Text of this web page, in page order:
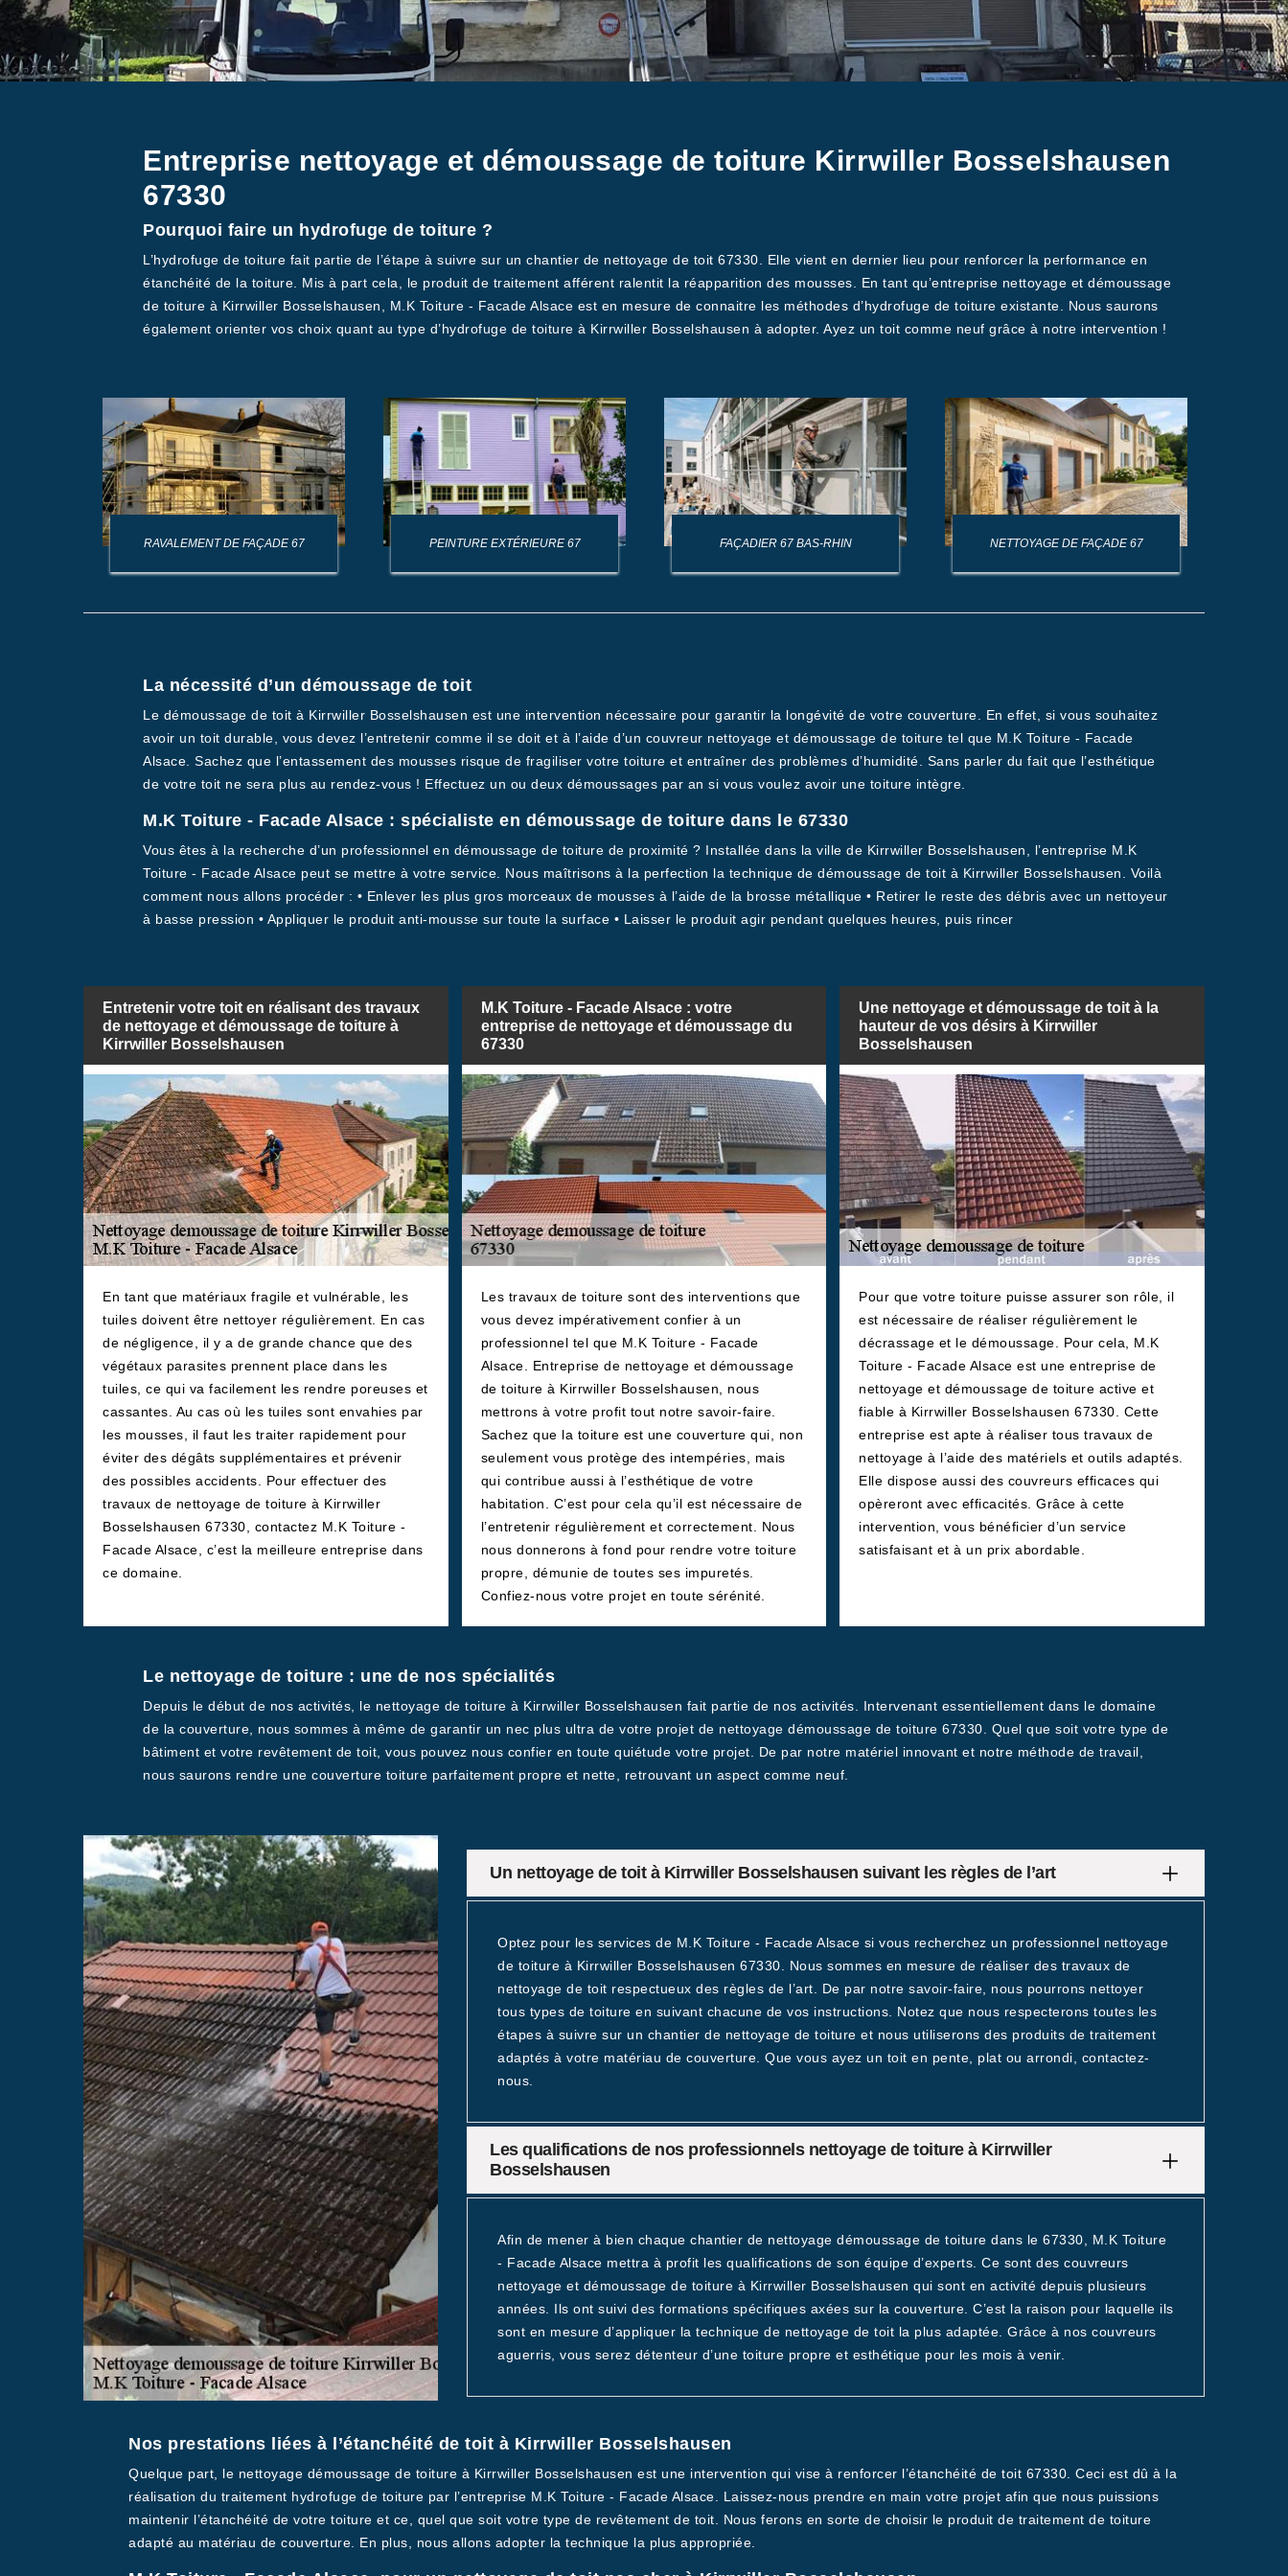
Entreprise nettoyage et démoussage de toiture Kirrwiller Bosselshausen
67330
Pourquoi faire un hydrofuge de toiture ?
L’hydrofuge de toiture fait partie de l’étape à suivre sur un chantier de nettoyage de toit 67330. Elle vient en dernier lieu pour renforcer la performance en
étanchéité de la toiture. Mis à part cela, le produit de traitement afférent ralentit la réapparition des mousses. En tant qu’entreprise nettoyage et démoussage
de toiture à Kirrwiller Bosselshausen, M.K Toiture - Facade Alsace est en mesure de connaitre les méthodes d’hydrofuge de toiture existante. Nous saurons
également orienter vos choix quant au type d’hydrofuge de toiture à Kirrwiller Bosselshausen à adopter. Ayez un toit comme neuf grâce à notre intervention !
RAVALEMENT DE FAÇADE 67 PEINTURE EXTÉRIEURE 67 FAÇADIER 67 BAS-RHIN NETTOYAGE DE FAÇADE 67
La nécessité d’un démoussage de toit
Le démoussage de toit à Kirrwiller Bosselshausen est une intervention nécessaire pour garantir la longévité de votre couverture. En effet, si vous souhaitez
avoir un toit durable, vous devez l’entretenir comme il se doit et à l’aide d’un couvreur nettoyage et démoussage de toiture tel que M.K Toiture - Facade
Alsace. Sachez que l’entassement des mousses risque de fragiliser votre toiture et entraîner des problèmes d’humidité. Sans parler du fait que l’esthétique
de votre toit ne sera plus au rendez-vous ! Effectuez un ou deux démoussages par an si vous voulez avoir une toiture intègre.
M.K Toiture - Facade Alsace : spécialiste en démoussage de toiture dans le 67330
Vous êtes à la recherche d’un professionnel en démoussage de toiture de proximité ? Installée dans la ville de Kirrwiller Bosselshausen, l’entreprise M.K
Toiture - Facade Alsace peut se mettre à votre service. Nous maîtrisons à la perfection la technique de démoussage de toit à Kirrwiller Bosselshausen. Voilà
comment nous allons procéder : • Enlever les plus gros morceaux de mousses à l’aide de la brosse métallique • Retirer le reste des débris avec un nettoyeur
à basse pression • Appliquer le produit anti-mousse sur toute la surface • Laisser le produit agir pendant quelques heures, puis rincer
Entretenir votre toit en réalisant des travaux
de nettoyage et démoussage de toiture à
Kirrwiller Bosselshausen
En tant que matériaux fragile et vulnérable, les
tuiles doivent être nettoyer régulièrement. En cas
de négligence, il y a de grande chance que des
végétaux parasites prennent place dans les
tuiles, ce qui va facilement les rendre poreuses et
cassantes. Au cas où les tuiles sont envahies par
les mousses, il faut les traiter rapidement pour
éviter des dégâts supplémentaires et prévenir
des possibles accidents. Pour effectuer des
travaux de nettoyage de toiture à Kirrwiller
Bosselshausen 67330, contactez M.K Toiture -
Facade Alsace, c’est la meilleure entreprise dans
ce domaine.
M.K Toiture - Facade Alsace : votre
entreprise de nettoyage et démoussage du
67330
Les travaux de toiture sont des interventions que
vous devez impérativement confier à un
professionnel tel que M.K Toiture - Facade
Alsace. Entreprise de nettoyage et démoussage
de toiture à Kirrwiller Bosselshausen, nous
mettrons à votre profit tout notre savoir-faire.
Sachez que la toiture est une couverture qui, non
seulement vous protège des intempéries, mais
qui contribue aussi à l’esthétique de votre
habitation. C’est pour cela qu’il est nécessaire de
l’entretenir régulièrement et correctement. Nous
nous donnerons à fond pour rendre votre toiture
propre, démunie de toutes ses impuretés.
Confiez-nous votre projet en toute sérénité.
Une nettoyage et démoussage de toit à la
hauteur de vos désirs à Kirrwiller
Bosselshausen
Pour que votre toiture puisse assurer son rôle, il
est nécessaire de réaliser régulièrement le
décrassage et le démoussage. Pour cela, M.K
Toiture - Facade Alsace est une entreprise de
nettoyage et démoussage de toiture active et
fiable à Kirrwiller Bosselshausen 67330. Cette
entreprise est apte à réaliser tous travaux de
nettoyage à l’aide des matériels et outils adaptés.
Elle dispose aussi des couvreurs efficaces qui
opèreront avec efficacités. Grâce à cette
intervention, vous bénéficier d’un service
satisfaisant et à un prix abordable.
Le nettoyage de toiture : une de nos spécialités
Depuis le début de nos activités, le nettoyage de toiture à Kirrwiller Bosselshausen fait partie de nos activités. Intervenant essentiellement dans le domaine
de la couverture, nous sommes à même de garantir un nec plus ultra de votre projet de nettoyage démoussage de toiture 67330. Quel que soit votre type de
bâtiment et votre revêtement de toit, vous pouvez nous confier en toute quiétude votre projet. De par notre matériel innovant et notre méthode de travail,
nous saurons rendre une couverture toiture parfaitement propre et nette, retrouvant un aspect comme neuf.
Un nettoyage de toit à Kirrwiller Bosselshausen suivant les règles de l’art
Optez pour les services de M.K Toiture - Facade Alsace si vous recherchez un professionnel nettoyage
de toiture à Kirrwiller Bosselshausen 67330. Nous sommes en mesure de réaliser des travaux de
nettoyage de toit respectueux des règles de l’art. De par notre savoir-faire, nous pourrons nettoyer
tous types de toiture en suivant chacune de vos instructions. Notez que nous respecterons toutes les
étapes à suivre sur un chantier de nettoyage de toiture et nous utiliserons des produits de traitement
adaptés à votre matériau de couverture. Que vous ayez un toit en pente, plat ou arrondi, contactez-
nous.
Les qualifications de nos professionnels nettoyage de toiture à Kirrwiller
Bosselshausen
Afin de mener à bien chaque chantier de nettoyage démoussage de toiture dans le 67330, M.K Toiture
- Facade Alsace mettra à profit les qualifications de son équipe d’experts. Ce sont des couvreurs
nettoyage et démoussage de toiture à Kirrwiller Bosselshausen qui sont en activité depuis plusieurs
années. Ils ont suivi des formations spécifiques axées sur la couverture. C’est la raison pour laquelle ils
sont en mesure d’appliquer la technique de nettoyage de toit la plus adaptée. Grâce à nos couvreurs
aguerris, vous serez détenteur d’une toiture propre et esthétique pour les mois à venir.
Nos prestations liées à l’étanchéité de toit à Kirrwiller Bosselshausen
Quelque part, le nettoyage démoussage de toiture à Kirrwiller Bosselshausen est une intervention qui vise à renforcer l’étanchéité de toit 67330. Ceci est dû à la
réalisation du traitement hydrofuge de toiture par l’entreprise M.K Toiture - Facade Alsace. Laissez-nous prendre en main votre projet afin que nous puissions
maintenir l’étanchéité de votre toiture et ce, quel que soit votre type de revêtement de toit. Nous ferons en sorte de choisir le produit de traitement de toiture
adapté au matériau de couverture. En plus, nous allons adopter la technique la plus appropriée.